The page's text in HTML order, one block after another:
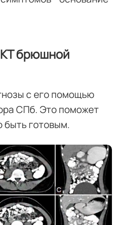
брюшной
с его помощью
СПб. Это поможет
быть готовым.